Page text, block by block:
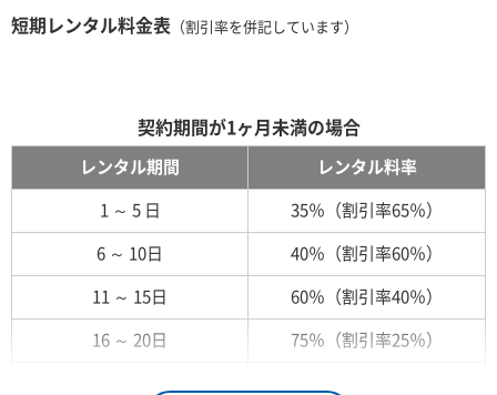
短期レンタル料金表 （割引率を併記しています）
契約期間が1ヶ月未満の場合
レンタル期間 レンタル料率
1 ～ 5 日 35％（割引率65％）
6 ～ 10日 40％（割引率60％）
11 ～ 15日 60％（割引率40％）
16 ～ 20日 75％（割引率25％）